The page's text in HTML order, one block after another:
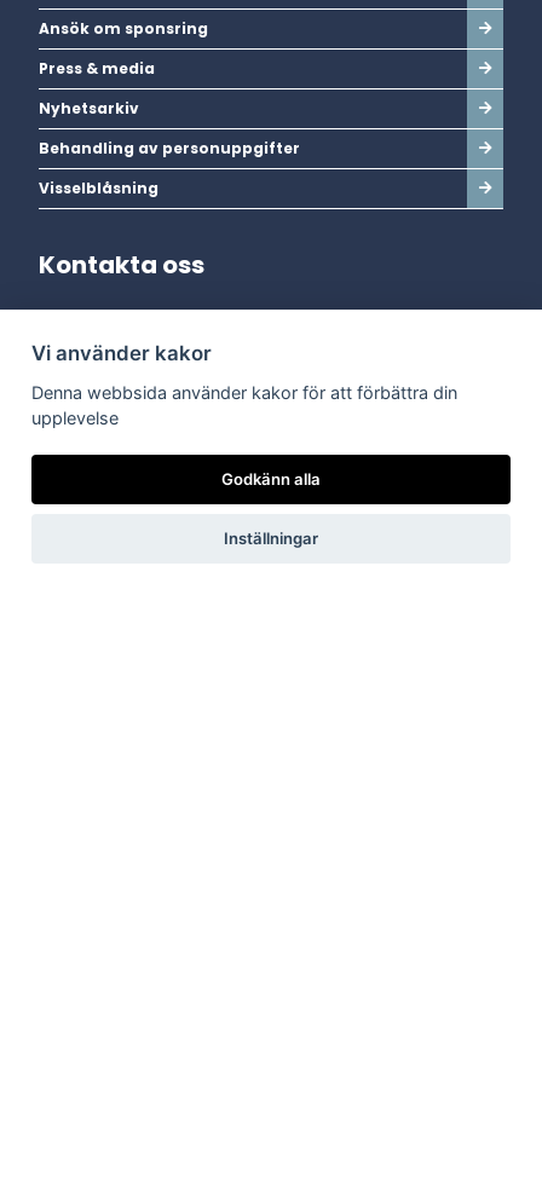
Ansök om sponsring
Press & media
Nyhetsarkiv
Behandling av personuppgifter
Visselblåsning
Kontakta oss
Adress:
Dala Energi AB
Postadress:Box 254, 793 26 Leksand
Kundservice: 0247-738 00
Epost:info@dalaenergi.se
Chatten är stängd
Vi använder kakor
Denna webbsida använder kakor för att förbättra din
upplevelse
Godkänn alla
Inställningar